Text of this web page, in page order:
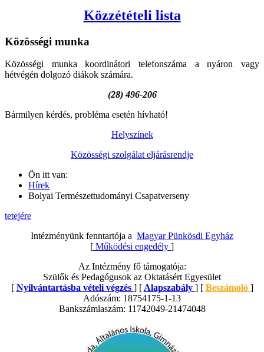
Közzétételi lista
Közösségi munka
Közösségi munka koordinátori telefonszáma a nyáron vagy
hétvégén dolgozó diákok számára.
(28) 496-206
Bármilyen kérdés, probléma esetén hívható!
Helyszínek
Közösségi szolgálat eljárásrendje
Ön itt van:
Hírek
Bolyai Természettudományi Csapatverseny
tetejére
Intézményünk fenntartója a Magyar Pünkösdi Egyház
[ Működési engedély ]
Az Intézmény fő támogatója:
Szülők és Pedagógusok az Oktatásért Egyesület
[ Nyilvántartásba vételi végzés ] [ Alapszabály ] [ Beszámoló ]
Adószám: 18754175-1-13
Bankszámlaszám: 11742049-21474048